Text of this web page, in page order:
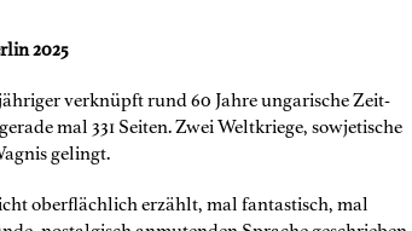
2025
verknüpft rund 60 Jahre ungarische Zeit-
mal 331 Seiten. Zwei Weltkriege, sowjetische
gelingt.
oberflächlich erzählt, mal fantastisch, mal